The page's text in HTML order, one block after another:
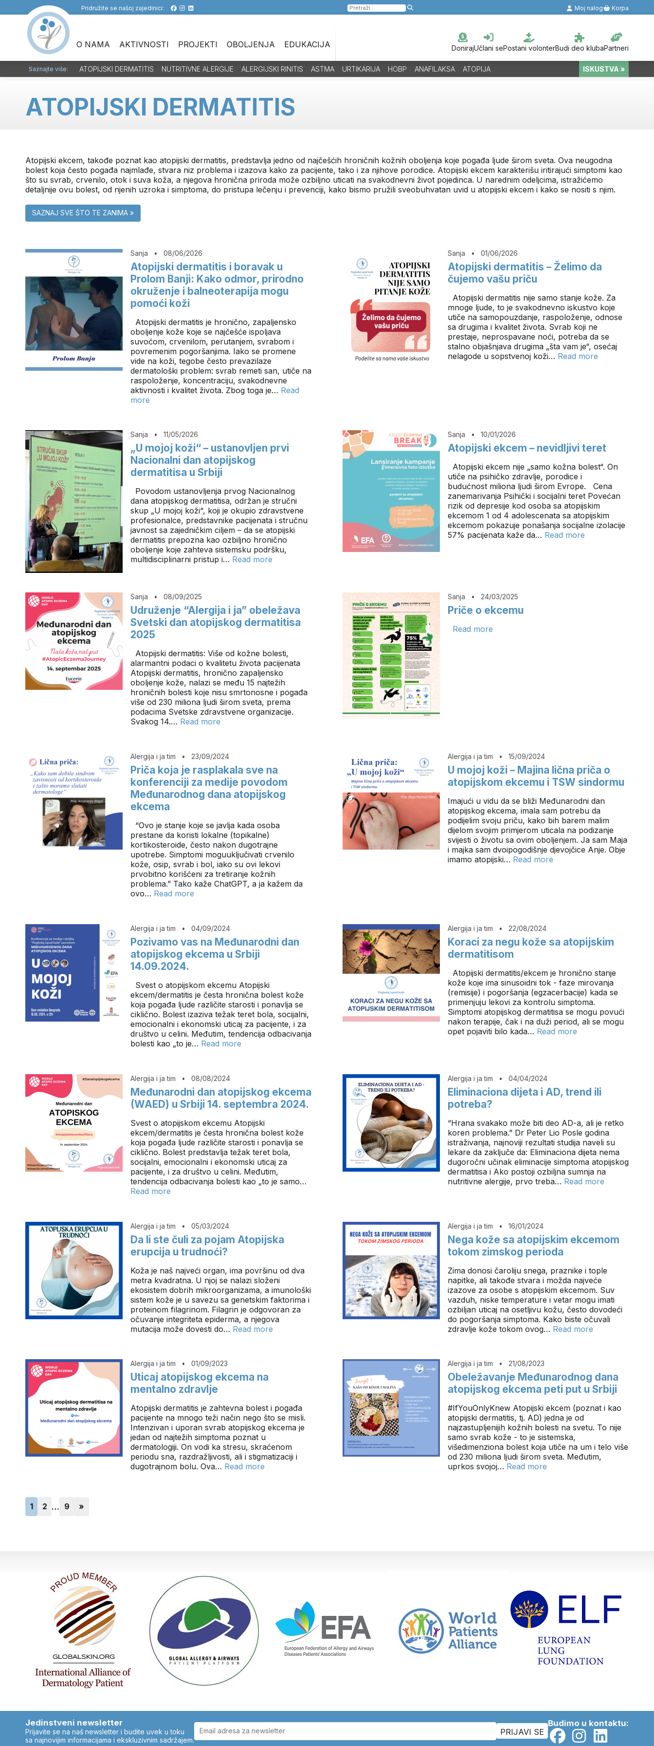
Pridružite se našoj zajedinici:
Pretraga
za:
Moj nalog Korpa
O NAMA AKTIVNOSTI PROJEKTI OBOLJENJA EDUKACIJA DonirajUčlani sePostani volonterBudi deo klubaPartneri
Saznajte više: ATOPIJSKI DERMATITIS NUTRITIVNE ALERGIJE ALERGIJSKI RINITIS ASTMA URTIKARIJA HOBP ANAFILAKSA ATOPIJA ISKUSTVA »
ATOPIJSKI DERMATITIS
Atopijski ekcem, takođe poznat kao atopijski dermatitis, predstavlja jedno od najčešćih hroničnih kožnih oboljenja koje pogađa ljude širom sveta. Ova neugodna
bolest koja često pogađa najmlađe, stvara niz problema i izazova kako za pacijente, tako i za njihove porodice. Atopijski ekcem karakterišu iritirajući simptomi kao
što su svrab, crvenilo, otok i suva koža, a njegova hronična priroda može ozbiljno uticati na svakodnevni život pojedinca. U narednim odeljcima, istražićemo
detaljnije ovu bolest, od njenih uzroka i simptoma, do pristupa lečenju i prevenciji, kako bismo pružili sveobuhvatan uvid u atopijski ekcem i kako se nositi s njim.
SAZNAJ SVE ŠTO TE ZANIMA »
Sanja • 08/06/2026
Atopijski dermatitis i boravak u
Prolom Banji: Kako odmor, prirodno
okruženje i balneoterapija mogu
pomoći koži
Atopijski dermatitis je hronično, zapaljensko
oboljenje kože koje se najčešće ispoljava
suvoćom, crvenilom, perutanjem, svrabom i
povremenim pogoršanjima. Iako se promene
vide na koži, tegobe često prevazilaze
dermatološki problem: svrab remeti san, utiče na
raspoloženje, koncentraciju, svakodnevne
aktivnosti i kvalitet života. Zbog toga je… Read
more
Sanja • 01/06/2026
Atopijski dermatitis – Želimo da
čujemo vašu priču
Atopijski dermatitis nije samo stanje kože. Za
mnoge ljude, to je svakodnevno iskustvo koje
utiče na samopouzdanje, raspoloženje, odnose
sa drugima i kvalitet života. Svrab koji ne
prestaje, neprospavane noći, potreba da se
stalno objašnjava drugima „šta vam je“, osećaj
nelagode u sopstvenoj koži… Read more
Sanja • 11/05/2026
„U mojoj koži“ – ustanovljen prvi
Nacionalni dan atopijskog
dermatitisa u Srbiji
Povodom ustanovljenja prvog Nacionalnog
dana atopijskog dermatitisa, održan je stručni
skup „U mojoj koži“, koji je okupio zdravstvene
profesionalce, predstavnike pacijenata i stručnu
javnost sa zajedničkim ciljem – da se atopijski
dermatitis prepozna kao ozbiljno hronično
oboljenje koje zahteva sistemsku podršku,
multidisciplinarni pristup i… Read more
Sanja • 10/01/2026
Atopijski ekcem – nevidljivi teret
Atopijski ekcem nije „samo kožna bolest“. On
utiče na psihičko zdravlje, porodice i
budućnost miliona ljudi širom Evrope. Cena
zanemarivanja Psihički i socijalni teret Povećan
rizik od depresije kod osoba sa atopijskim
ekcemom 1 od 4 adolescenata sa atopijskim
ekcemom pokazuje ponašanja socijalne izolacije
57% pacijenata kaže da… Read more
Sanja • 08/09/2025
Udruženje “Alergija i ja” obeležava
Svetski dan atopijskog dermatitisa
2025
Atopijski dermatitis: Više od kožne bolesti,
alarmantni podaci o kvalitetu života pacijenata
Atopijski dermatitis, hronično zapaljensko
oboljenje kože, nalazi se među 15 najtežih
hroničnih bolesti koje nisu smrtonosne i pogađa
više od 230 miliona ljudi širom sveta, prema
podacima Svetske zdravstvene organizacije.
Svakog 14.… Read more
Sanja • 24/03/2025
Priče o ekcemu
Read more
Alergija i ja tim • 23/09/2024
Priča koja je rasplakala sve na
konferenciji za medije povodom
Međunarodnog dana atopijskog
ekcema
“Ovo je stanje koje se javlja kada osoba
prestane da koristi lokalne (topikalne)
kortikosteroide, često nakon dugotrajne
upotrebe. Simptomi moguuključivati crvenilo
kože, osip, svrab i bol, iako su ovi lekovi
prvobitno korišćeni za tretiranje kožnih
problema.” Tako kaže ChatGPT, a ja kažem da
ovo… Read more
Alergija i ja tim • 15/09/2024
U mojoj koži – Majina lična priča o
atopijskom ekcemu i TSW sindormu
Imajući u vidu da se bliži Međunarodni dan
atopijskog ekcema, imala sam potrebu da
podijelim svoju priču, kako bih barem malim
dijelom svojim primjerom uticala na podizanje
svijesti o životu sa ovim oboljenjem. Ja sam Maja
i majka sam dvoipogodišnje djevojčice Anje. Obje
imamo atopijski… Read more
Alergija i ja tim • 04/09/2024
Pozivamo vas na Međunarodni dan
atopijskog ekcema u Srbiji
14.09.2024.
Svest o atopijskom ekcemu Atopijski
ekcem/dermatitis je česta hronična bolest kože
koja pogađa ljude različite starosti i ponavlja se
ciklično. Bolest izaziva težak teret bola, socijalni,
emocionalni i ekonomski uticaj za pacijente, i za
društvo u celini. Međutim, tendencija odbacivanja
bolesti kao „to je… Read more
Alergija i ja tim • 22/08/2024
Koraci za negu kože sa atopijskim
dermatitisom
Atopijski dermatitis/ekcem je hronično stanje
kože koje ima sinusoidni tok - faze mirovanja
(remisije) i pogoršanja (egzacerbacije) kada se
primenjuju lekovi za kontrolu simptoma.
Simptomi atopijskog dermatitisa se mogu povući
nakon terapije, čak i na duži period, ali se mogu
opet pojaviti bilo kada… Read more
Alergija i ja tim • 08/08/2024
Međunarodni dan atopijskog ekcema
(WAED) u Srbiji 14. septembra 2024.
Svest o atopijskom ekcemu Atopijski
ekcem/dermatitis je česta hronična bolest kože
koja pogađa ljude različite starosti i ponavlja se
ciklično. Bolest predstavlja težak teret bola,
socijalni, emocionalni i ekonomski uticaj za
pacijente, i za društvo u celini. Međutim,
tendencija odbacivanja bolesti kao „to je samo…
Read more
Alergija i ja tim • 04/04/2024
Eliminaciona dijeta i AD, trend ili
potreba?
“Hrana svakako može biti deo AD-a, ali je retko
koren problema.” Dr Peter Lio Posle godina
istraživanja, najnoviji rezultati studija naveli su
lekare da zaključe da: Eliminaciona dijeta nema
dugoročni učinak eliminacije simptoma atopijskog
dermatitisa i Ako postoji ozbiljna sumnja na
nutritivne alergije, prvo treba… Read more
Alergija i ja tim • 05/03/2024
Da li ste čuli za pojam Atopijska
erupcija u trudnoći?
Koža je naš najveći organ, ima površinu od dva
metra kvadratna. U njoj se nalazi složeni
ekosistem dobrih mikroorganizama, a imunološki
sistem kože je u savezu sa genetskim faktorima i
proteinom filagrinom. Filagrin je odgovoran za
očuvanje integriteta epiderma, a njegova
mutacija može dovesti do… Read more
Alergija i ja tim • 16/01/2024
Nega kože sa atopijskim ekcemom
tokom zimskog perioda
Zima donosi čaroliju snega, praznike i tople
napitke, ali takođe stvara i možda najveće
izazove za osobe s atopijskim ekcemom. Suv
vazduh, niske temperature i vetar mogu imati
ozbiljan uticaj na osetljivu kožu, često dovodeći
do pogoršanja simptoma. Kako biste očuvali
zdravlje kože tokom ovog… Read more
Alergija i ja tim • 01/09/2023
Uticaj atopijskog ekcema na
mentalno zdravlje
Atopijski dermatitis je zahtevna bolest i pogađa
pacijente na mnogo teži način nego što se misli.
Intenzivan i uporan svrab atopijskog ekcema je
jedan od najtežih simptoma poznat u
dermatologiji. On vodi ka stresu, skraćenom
periodu sna, razdražljivosti, ali i stigmatizaciji i
dugotrajnom bolu. Ova… Read more
Alergija i ja tim • 21/08/2023
Obeležavanje Međunarodnog dana
atopijskog ekcema peti put u Srbiji
#IfYouOnlyKnew Atopijski ekcem (poznat i kao
atopijski dermatitis, tj. AD) jedna je od
najzastupljenijih kožnih bolesti na svetu. To nije
samo svrab kože - to je sistemska,
višedimenziona bolest koja utiče na um i telo više
od 230 miliona ljudi širom sveta. Međutim,
uprkos svojoj… Read more
1 2 … 9 »
Jedinstveni newsletter
Prijavite se na naš newsletter i budite uvek u toku
sa najnovijim informacijama i ekskluzivnim sadržajem.
Budimo u kontaktu: